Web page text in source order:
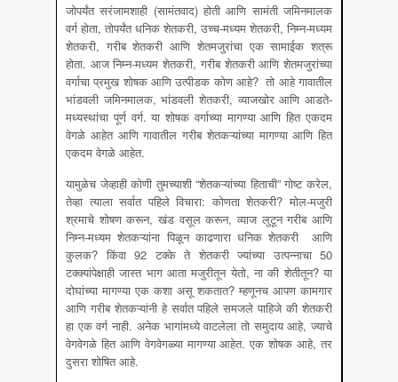
जोपर्यंत सरंजामशाही (सामंतवाद) होती आणि सामंती जमिनमालक
वर्ग होता, तोपर्यंत धनिक शेतकरी, उच्च-मध्यम शेतकरी, निम्न-मध्यम
शेतकरी, गरीब शेतकरी आणि शेतमजुरांचा एक सामाईक शत्रू
होता. आज निम्न-मध्यम शेतकरी, गरीब शेतकरी आणि शेतमजुरांच्या
वर्गाचा प्रमुख शोषक आणि उत्पीडक कोण आहे? तो आहे गावातील
भांडवली जमिनमालक, भांडवली शेतकरी, व्याजखोर आणि आडते-
मध्यस्थांचा पूर्ण वर्ग. या शोषक वर्गाच्या मागण्या आणि हित एकदम
वेगळे आहेत आणि गावातील गरीब शेतकऱ्यांच्या मागण्या आणि हित
एकदम वेगळे आहेत.
यामुळेच जेव्हाही कोणी तुमच्याशी “शेतकऱ्यांच्या हिताची” गोष्ट करेल,
तेव्हा त्याला सर्वात पहिले विचारा: कोणता शेतकरी? मोल-मजुरी
श्रमाचे शोषण करून, खंड वसूल करून, व्याज लुटून गरीब आणि
निम्न-मध्यम शेतकऱ्यांना पिळून काढणारा धनिक शेतकरी आणि
कुलक? किंवा 92 टक्के ते शेतकरी ज्यांच्या उत्पन्नाचा 50
टक्क्यांपेक्षाही जास्त भाग आता मजुरीतून येतो, ना की शेतीतून? या
दोघांच्या मागण्या एक कशा असू शकतात? म्हणूनच आपण कामगार
आणि गरीब शेतकऱ्यांनी हे सर्वात पहिले समजले पाहिजे की शेतकरी
हा एक वर्ग नाही. अनेक भागांमध्ये वाटलेला तो समुदाय आहे, ज्याचे
वेगवेगळे हित आणि वेगवेगळ्या मागण्या आहेत. एक शोषक आहे, तर
दुसरा शोषित आहे.